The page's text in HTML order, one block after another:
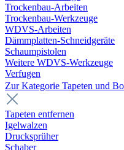
Trockenbau-Arbeiten
Trockenbau-Werkzeuge
WDVS-Arbeiten
Dämmplatten-Schneidgeräte
Schaumpistolen
Weitere WDVS-Werkzeuge
Verfugen
Zur Kategorie Tapeten und
Tapeten entfernen
Igelwalzen
Drucksprüher
Schaber